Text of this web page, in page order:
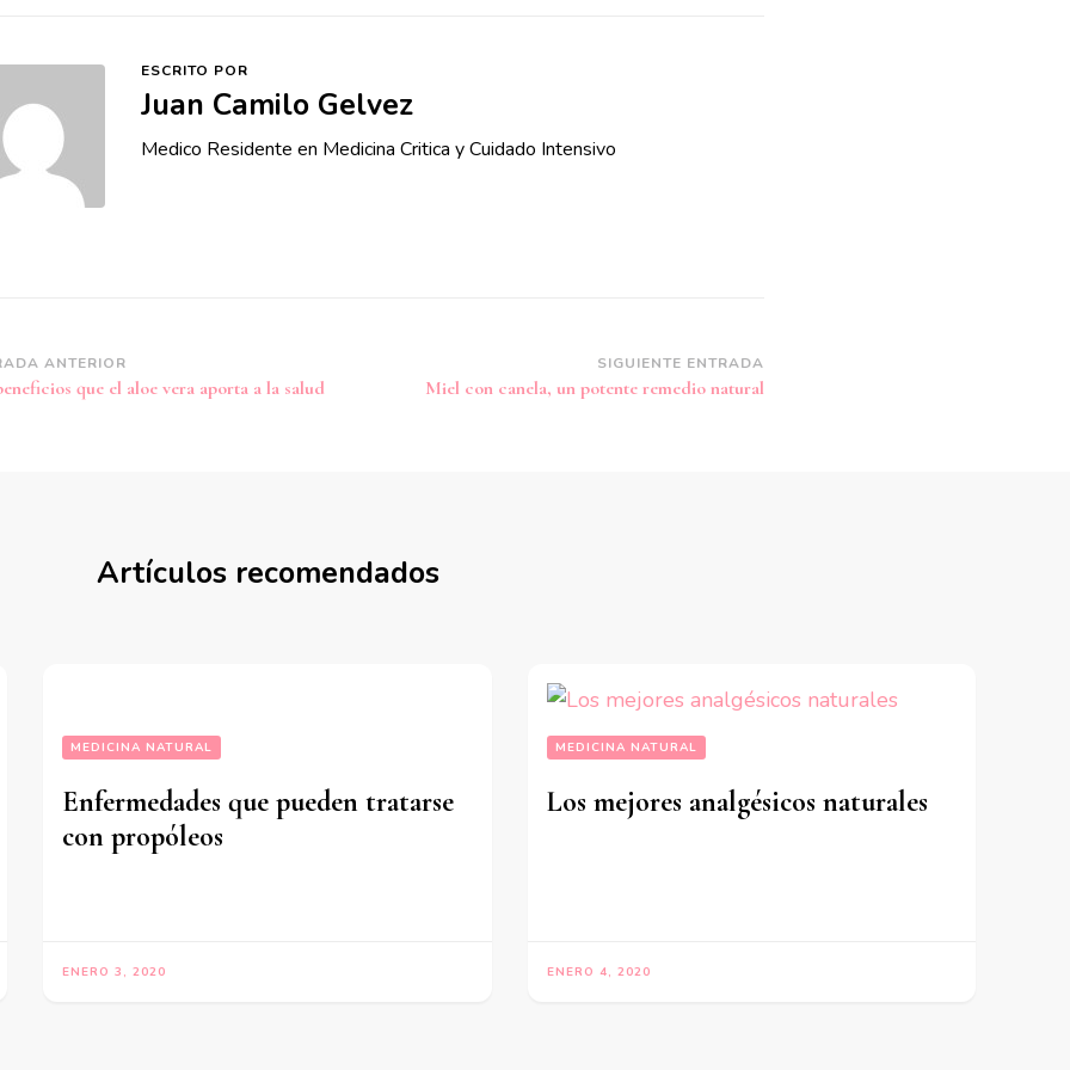
ESCRITO POR
Juan Camilo Gelvez
Medico Residente en Medicina Critica y Cuidado Intensivo
ANTERIOR
que el aloe vera aporta a la salud
SIGUIENTE ENTRADA
Miel con canela, un potente remedio natural
Artículos recomendados
MEDICINA NATURAL
Enfermedades que pueden tratarse
con propóleos
ENERO 3, 2020
MEDICINA NATURAL
Los mejores analgésicos naturales
ENERO 4, 2020